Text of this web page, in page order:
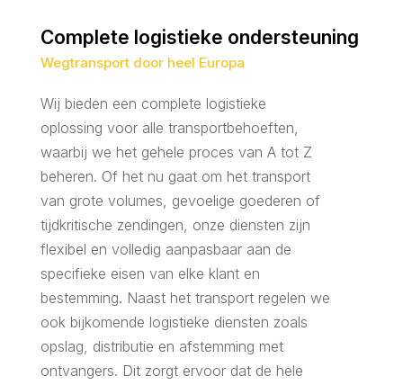
Complete logistieke ondersteuning
Wegtransport door heel Europa
Wij bieden een complete logistieke
oplossing voor alle transportbehoeften,
waarbij we het gehele proces van A tot Z
beheren. Of het nu gaat om het transport
van grote volumes, gevoelige goederen of
tijdkritische zendingen, onze diensten zijn
flexibel en volledig aanpasbaar aan de
specifieke eisen van elke klant en
bestemming. Naast het transport regelen we
ook bijkomende logistieke diensten zoals
opslag, distributie en afstemming met
ontvangers. Dit zorgt ervoor dat de hele